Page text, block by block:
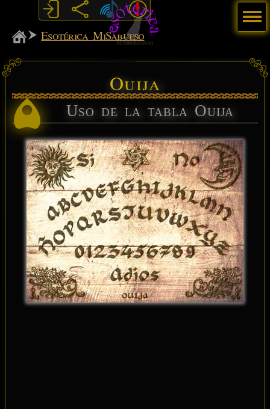
MiSabueso
Esotérica MiSabueso
Ouija
Uso de la tabla Ouija
Menú